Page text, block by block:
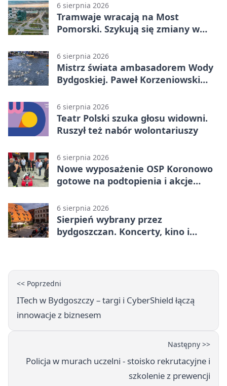
6 sierpnia 2026
Tramwaje wracają na Most
Pomorski. Szykują się zmiany w
6 sierpnia 2026
Mistrz świata ambasadorem Wody
Bydgoskiej. Paweł Korzeniowski
6 sierpnia 2026
Teatr Polski szuka głosu widowni.
Ruszył też nabór wolontariuszy
6 sierpnia 2026
Nowe wyposażenie OSP Koronowo
gotowe na podtopienia i akcje
6 sierpnia 2026
Sierpień wybrany przez
bydgoszczan. Koncerty, kino i
<< Poprzedni
ITech w Bydgoszczy – targi i CyberShield łączą
innowacje z biznesem
Następny >>
Policja w murach uczelni - stoisko rekrutacyjne i
szkolenie z prewencji